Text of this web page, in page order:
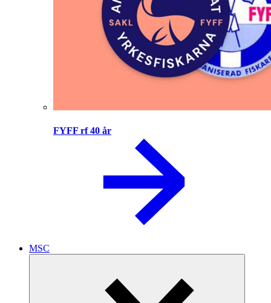
FYFF rf 40 år
MSC